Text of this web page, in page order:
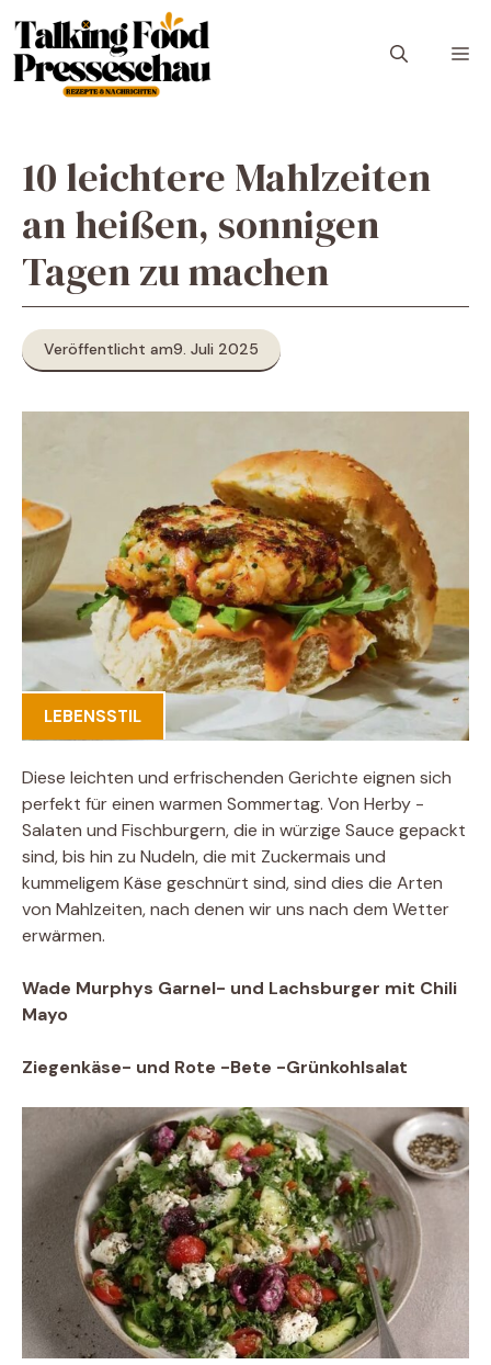
Inhalt
springen
10 leichtere Mahlzeiten
an heißen, sonnigen
Tagen zu machen
Veröffentlicht am9. Juli 2025
LEBENSSTIL
Diese leichten und erfrischenden Gerichte eignen sich
perfekt für einen warmen Sommertag. Von Herby -
Salaten und Fischburgern, die in würzige Sauce gepackt
sind, bis hin zu Nudeln, die mit Zuckermais und
kummeligem Käse geschnürt sind, sind dies die Arten
von Mahlzeiten, nach denen wir uns nach dem Wetter
erwärmen.
Wade Murphys Garnel- und Lachsburger mit Chili
Mayo
Ziegenkäse- und Rote -Bete -Grünkohlsalat